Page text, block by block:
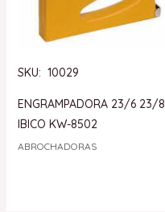
SKU: 10029
ENGRAMPADORA 23/6 23/8
IBICO KW-8502
ABROCHADORAS